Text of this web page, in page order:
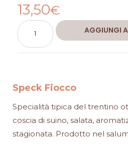
5
13,50€
Speck
Fiocco
quantità
AGGIUNGI
Alternative:
Speck Fiocco
Specialità tipica del trentino
coscia di suino, salata,
stagionata. Prodotto nel